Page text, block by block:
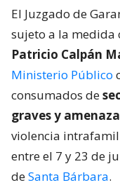
El Juzgado de
sujeto a la medida
Patricio Calpán
Ministerio Público
consumados de
graves y
violencia
entre el 7 y 23 de
deSanta Bárbara.